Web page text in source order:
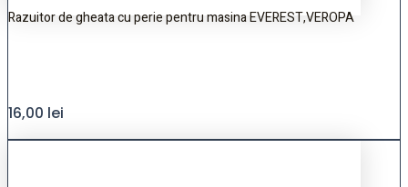
Razuitor de gheata cu perie pentru masina EVEREST,VEROPA
16,00 lei